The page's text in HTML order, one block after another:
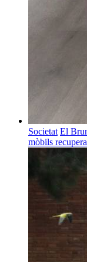
Societat El
mòbils